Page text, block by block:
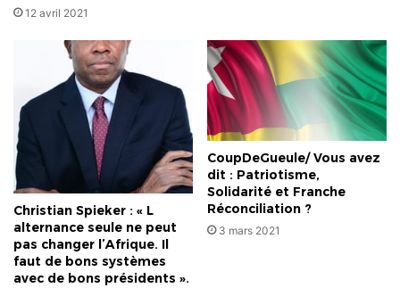
12 avril 2021
Christian Spieker : « L
alternance seule ne peut
pas changer l’Afrique. Il
faut de bons systèmes
avec de bons présidents ».
CoupDeGueule/ Vous avez
dit : Patriotisme,
Solidarité et Franche
Réconciliation ?
3 mars 2021